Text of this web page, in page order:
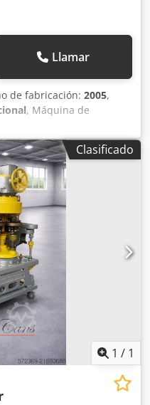
Llamar
de fabricación: 2005,
, Máquina de
enjuague con nitrógeno
Dwsdpfx Aew I Ax
según el fabricante
mm – 86 mm - Rango de
de producción: hasta
cabezales de fumigación:
1
Clasificado
1 / 1